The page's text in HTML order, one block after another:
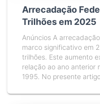
Arrecadação
Trilhões em 2025
Anúncios A
marco significativo em
trilhões. Este aumento
relação ao ano anterior
1995. No presente